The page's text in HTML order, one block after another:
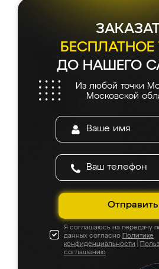
БЕСПЛАТНОЕ
ДО НАШЕГО
Из любой точки
Московской
Отправить
Я соглашаюсь на передачу
данных согласно Политике
конфиденциальности
соглашению